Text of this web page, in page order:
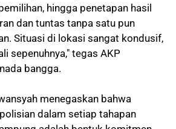
hingga penetapan hasil
dan tuntas tanpa satu pun
Situasi di lokasi sangat kondusif,
sepenuhnya," tegas AKP
bangga.
menegaskan bahwa
dalam setiap tahapan